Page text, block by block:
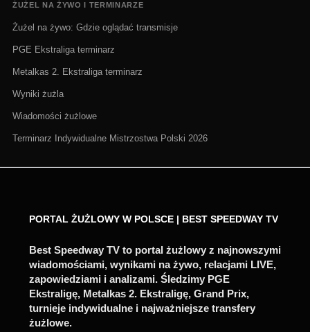
ŻUŻEL NA ŻYWO I TERMINARZE
Żużel na żywo: Gdzie oglądać transmisje
PGE Ekstraliga terminarz
Metalkas 2. Ekstraliga terminarz
Wyniki żużla
Wiadomości żużlowe
Terminarz Indywidualne Mistrzostwa Polski 2026
PORTAL ŻUŻLOWY W POLSCE | BEST SPEEDWAY TV
Best Speedway TV to portal żużlowy z najnowszymi
wiadomościami, wynikami na żywo, relacjami LIVE,
zapowiedziami i analizami. Śledzimy PGE
Ekstraligę, Metalkas 2. Ekstraligę, Grand Prix,
turnieje indywidualne i najważniejsze transfery
żużlowe.